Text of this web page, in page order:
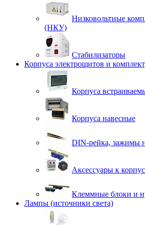
Низковольтные
(НКУ)
Стабилизаторы
Корпуса электрощитов и
Корпуса
Корпуса навесные
DIN-рейка, зажимы
Аксессуары к
Клеммные блоки и
Лампы (источники света)